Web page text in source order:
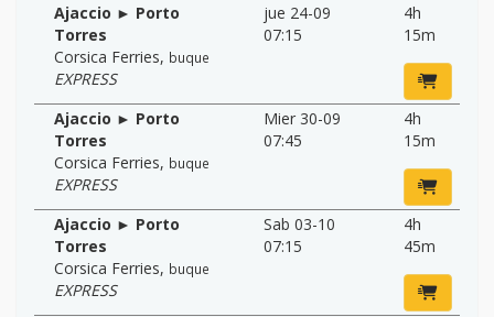
Ajaccio ► Porto
Torres
Corsica Ferries, buque
EXPRESS
jue 24-09
07:15
4h
15m
Ajaccio ► Porto
Torres
Corsica Ferries, buque
EXPRESS
Mier 30-09
07:45
4h
15m
Ajaccio ► Porto
Torres
Corsica Ferries, buque
EXPRESS
Sab 03-10
07:15
4h
45m